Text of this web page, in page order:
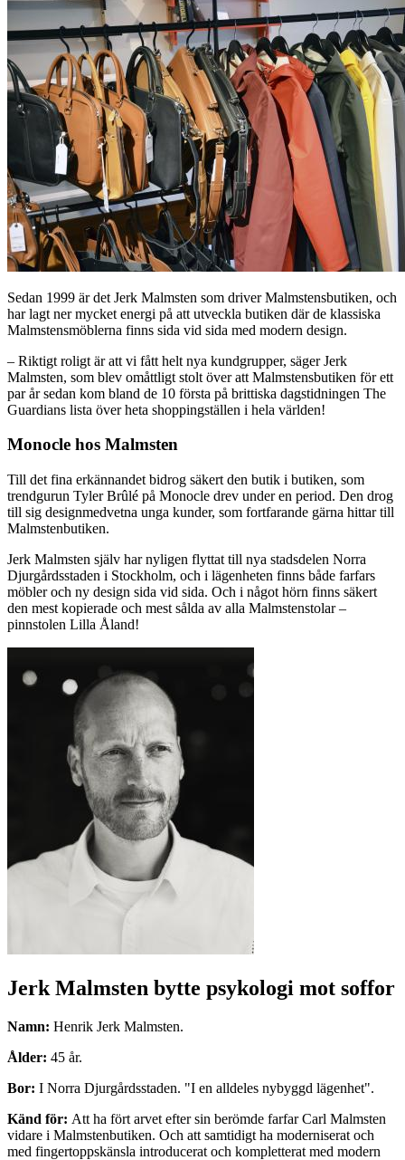
Sedan 1999 är det Jerk Malmsten som driver Malmstensbutiken, och
har lagt ner mycket energi på att utveckla butiken där de klassiska
Malmstensmöblerna finns sida vid sida med modern design.
– Riktigt roligt är att vi fått helt nya kundgrupper, säger Jerk
Malmsten, som blev omåttligt stolt över att Malmstensbutiken för ett
par år sedan kom bland de 10 första på brittiska dagstidningen The
Guardians lista över heta shoppingställen i hela världen!
Monocle hos Malmsten
Till det fina erkännandet bidrog säkert den butik i butiken, som
trendgurun Tyler Brûlé på Monocle drev under en period. Den drog
till sig designmedvetna unga kunder, som fortfarande gärna hittar till
Malmstenbutiken.
Jerk Malmsten själv har nyligen flyttat till nya stadsdelen Norra
Djurgårdsstaden i Stockholm, och i lägenheten finns både farfars
möbler och ny design sida vid sida. Och i något hörn finns säkert
den mest kopierade och mest sålda av alla Malmstenstolar –
pinnstolen Lilla Åland!
Jerk Malmsten bytte psykologi mot soffor
Namn: Henrik Jerk Malmsten.
Ålder: 45 år.
Bor: I Norra Djurgårdsstaden. "I en alldeles nybyggd lägenhet".
Känd för: Att ha fört arvet efter sin berömde farfar Carl Malmsten
vidare i Malmstenbutiken. Och att samtidigt ha moderniserat och
med fingertoppskänsla introducerat och kompletterat med modern